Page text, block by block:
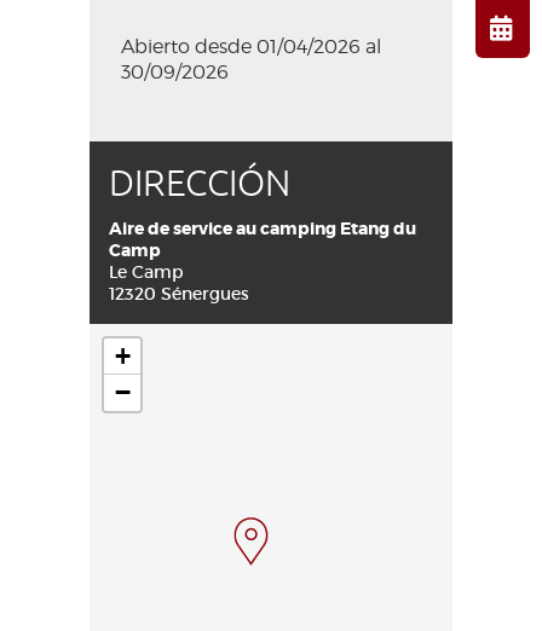
Abierto desde 01/04/2026 al
30/09/2026
DIRECCIÓN
Aire de service au camping Etang du
Camp
Le Camp
12320 Sénergues
+
−